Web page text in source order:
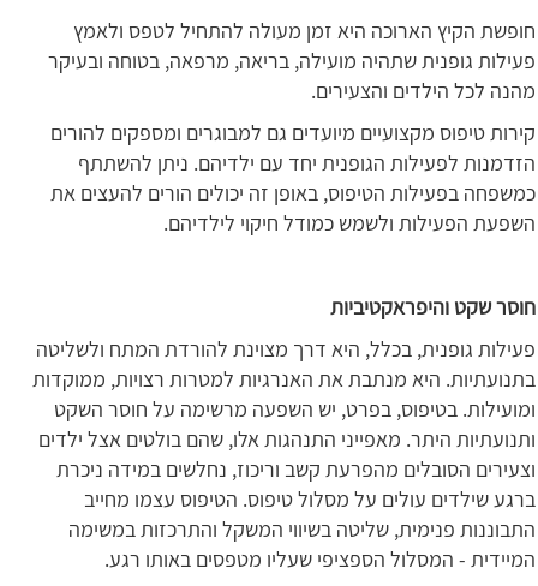
חופשת הקיץ הארוכה היא זמן מעולה להתחיל לטפס ולאמץ
פעילות גופנית שתהיה מועילה, בריאה, מרפאה, בטוחה ובעיקר
מהנה לכל הילדים והצעירים.
קירות טיפוס מקצועיים מיועדים גם למבוגרים ומספקים להורים
הזדמנות לפעילות הגופנית יחד עם ילדיהם. ניתן להשתתף
כמשפחה בפעילות הטיפוס, באופן זה יכולים הורים להעצים את
השפעת הפעילות ולשמש כמודל חיקוי לילדיהם.
חוסר שקט והיפראקטיביות
פעילות גופנית, בכלל, היא דרך מצוינת להורדת המתח ולשליטה
בתנועתיות. היא מנתבת את האנרגיות למטרות רצויות, ממוקדות
ומועילות. בטיפוס, בפרט, יש השפעה מרשימה על חוסר השקט
ותנועתיות היתר. מאפייני התנהגות אלו, שהם בולטים אצל ילדים
וצעירים הסובלים מהפרעת קשב וריכוז, נחלשים במידה ניכרת
ברגע שילדים עולים על מסלול טיפוס. הטיפוס עצמו מחייב
התבוננות פנימית, שליטה בשיווי המשקל והתרכזות במשימה
המיידית - המסלול הספציפי שעליו מטפסים באותו רגע.